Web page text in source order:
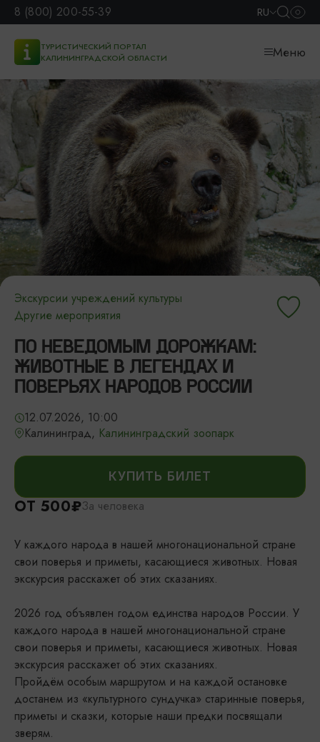
8 (800) 200-55-39 RU
ТУРИСТИЧЕСКИЙ ПОРТАЛ
КАЛИНИНГРАДСКОЙ ОБЛАСТИ
Меню
Экскурсии учреждений культуры
Другие мероприятия
ПО НЕВЕДОМЫМ ДОРОЖКАМ:
ЖИВОТНЫЕ В ЛЕГЕНДАХ И
ПОВЕРЬЯХ НАРОДОВ РОССИИ
12.07.2026, 10:00
Калининград, Калининградский зоопарк
КУПИТЬ БИЛЕТ
ОТ 500₽За человека
У каждого народа в нашей многонациональной стране
свои поверья и приметы, касающиеся животных. Новая
экскурсия расскажет об этих сказаниях.
2026 год объявлен годом единства народов России. У
каждого народа в нашей многонациональной стране
свои поверья и приметы, касающиеся животных. Новая
экскурсия расскажет об этих сказаниях.
Пройдём особым маршрутом и на каждой остановке
достанем из «культурного сундучка» старинные поверья,
приметы и сказки, которые наши предки посвящали
зверям.